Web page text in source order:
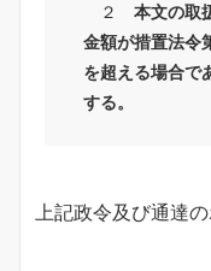
２ 本文の取
金額が措置法令
を超える場合で
する。
上記政令及び通達